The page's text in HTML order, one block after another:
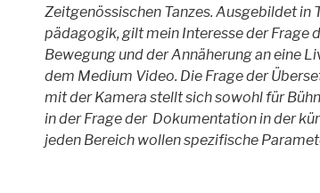
Zeitgenössischen Tanzes. Ausgebildet
pädagogik, gilt mein Interesse der Frage
Bewegung und der Annäherung an eine
dem Medium Video. Die Frage der
mit der Kamera stellt sich sowohl für
in der Frage der Dokumentation in der
jeden Bereich wollen spezifische